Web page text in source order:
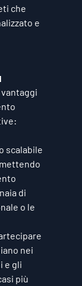
che
e
scalabile
di
o le
nei
e gli
più